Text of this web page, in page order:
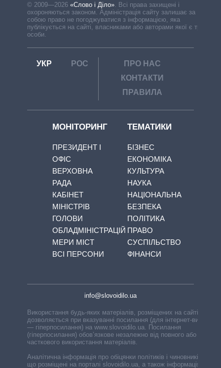
© 2009—2026 «Слово і Діло»
Всі права захищені і
охороняються законом. Адміністрація сайту залишає за
собою право не погоджуватися з інформацією, яка
публікується на сайті, власниками або авторами якої є треті
особи.
УКР РОС
ПРО НАС
КОНТАКТИ
ПРАВИЛА
МОНІТОРИНГ
ПРЕЗИДЕНТ І
ОФІС
ВЕРХОВНА
РАДА
КАБІНЕТ
МІНІСТРІВ
ГОЛОВИ
ОБЛАДМІНІСТРАЦІЙ
МЕРИ МІСТ
ВСІ ПЕРСОНИ
ТЕМАТИКИ
БІЗНЕС
ЕКОНОМІКА
КУЛЬТУРА
НАУКА
НАЦІОНАЛЬНА
БЕЗПЕКА
ПОЛІТИКА
ПРАВО
СУСПІЛЬСТВО
ФІНАНСИ
info@slovoidilo.ua
Використання будь-яких матеріалів, розміщених на сайті,
дозволяється при вказуванні посилання (для інтернет-видань
— гіперпосилання) на www.slovoidilo.ua. Посилання
(гіперпосилання) обов’язкове незалежно від повного або
часткового використання матеріалів.
Аналітична інформація про обіцянки політиків і чиновників,
що розміщені на порталі slovoidilo.ua, а також інформація про